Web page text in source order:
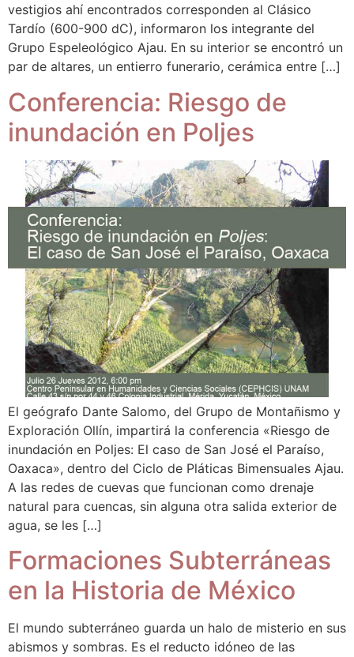
vestigios ahí encontrados corresponden al Clásico
Tardío (600-900 dC), informaron los integrante del
Grupo Espeleológico Ajau. En su interior se encontró un
par de altares, un entierro funerario, cerámica entre […]
Conferencia: Riesgo de
inundación en Poljes
El geógrafo Dante Salomo, del Grupo de Montañismo y
Exploración Ollín, impartirá la conferencia «Riesgo de
inundación en Poljes: El caso de San José el Paraíso,
Oaxaca», dentro del Ciclo de Pláticas Bimensuales Ajau.
A las redes de cuevas que funcionan como drenaje
natural para cuencas, sin alguna otra salida exterior de
agua, se les […]
Formaciones Subterráneas
en la Historia de México
El mundo subterráneo guarda un halo de misterio en sus
abismos y sombras. Es el reducto idóneo de las